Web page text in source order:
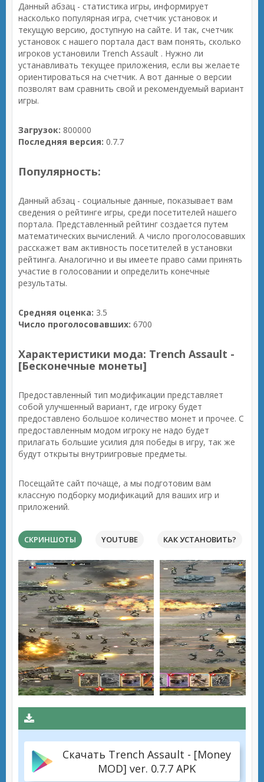
Данный абзац - статистика игры, информирует
насколько популярная игра, счетчик установок и
текущую версию, доступную на сайте. И так, счетчик
установок с нашего портала даст вам понять, сколько
игроков установили Trench Assault . Нужно ли
устанавливать текущее приложения, если вы желаете
ориентироваться на счетчик. А вот данные о версии
позволят вам сравнить свой и рекомендуемый вариант
игры.
Загрузок: 800000
Последняя версия: 0.7.7
Популярность:
Данный абзац - социальные данные, показывает вам
сведения о рейтинге игры, среди посетителей нашего
портала. Представленный рейтинг создается путем
математических вычислений. А число проголосовавших
расскажет вам активность посетителей в установки
рейтинга. Аналогично и вы имеете право сами принять
участие в голосовании и определить конечные
результаты.
Средняя оценка: 3.5
Число проголосовавших: 6700
Характеристики мода: Trench Assault -
[Бесконечные монеты]
Предоставленный тип модификации представляет
собой улучшенный вариант, где игроку будет
предоставлено большое количество монет и прочее. С
предоставленным модом игроку не надо будет
прилагать большие усилия для победы в игру, так же
будут открыты внутриигровые предметы.
Посещайте сайт почаще, а мы подготовим вам
классную подборку модификаций для ваших игр и
приложений.
СКРИНШОТЫ YOUTUBE КАК УСТАНОВИТЬ?
Скачать Trench Assault - [Money
MOD] ver. 0.7.7 APK